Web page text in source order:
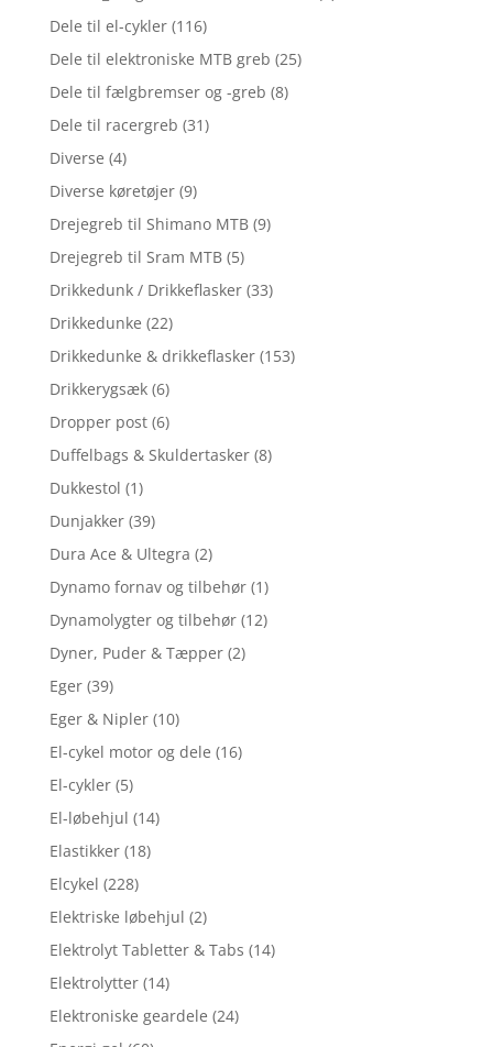
Dele til el-cykler (116)
Dele til elektroniske MTB greb (25)
Dele til fælgbremser og -greb (8)
Dele til racergreb (31)
Diverse (4)
Diverse køretøjer (9)
Drejegreb til Shimano MTB (9)
Drejegreb til Sram MTB (5)
Drikkedunk / Drikkeflasker (33)
Drikkedunke (22)
Drikkedunke & drikkeflasker (153)
Drikkerygsæk (6)
Dropper post (6)
Duffelbags & Skuldertasker (8)
Dukkestol (1)
Dunjakker (39)
Dura Ace & Ultegra (2)
Dynamo fornav og tilbehør (1)
Dynamolygter og tilbehør (12)
Dyner, Puder & Tæpper (2)
Eger (39)
Eger & Nipler (10)
El-cykel motor og dele (16)
El-cykler (5)
El-løbehjul (14)
Elastikker (18)
Elcykel (228)
Elektriske løbehjul (2)
Elektrolyt Tabletter & Tabs (14)
Elektrolytter (14)
Elektroniske geardele (24)